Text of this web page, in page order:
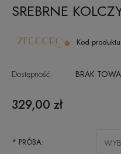
SREBRNE
Kod
Dostępność: BRAK
329,00 zł
* PRÓBA: